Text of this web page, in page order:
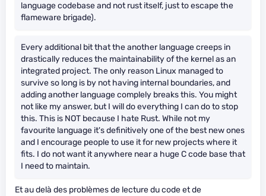
language codebase and not rust itself, just to escape the
flameware brigade).
Every additional bit that the another language creeps in
drastically reduces the maintainability of the kernel as an
integrated project. The only reason Linux managed to
survive so long is by not having internal boundaries, and
adding another language complely breaks this. You might
not like my answer, but I will do everything I can do to stop
this. This is NOT because I hate Rust. While not my
favourite language it's definitively one of the best new ones
and I encourage people to use it for new projects where it
fits. I do not want it anywhere near a huge C code base that
I need to maintain.
Et au delà des problèmes de lecture du code et de